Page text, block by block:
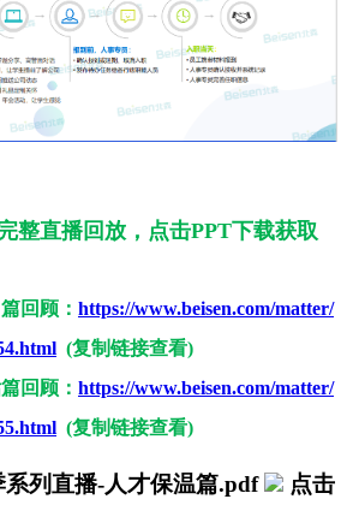
整直播回放，点击PPT下载获取
回顾： https://www.beisen.com/matter/
(复制链接查看)
回顾： https://www.beisen.com/matter/
(复制链接查看)
列直播-人才保温篇.pdf
点击